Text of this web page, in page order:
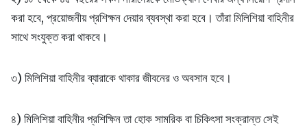
করা হবে, প্রয়োজনীয় প্রশিক্ষন দেয়ার ব্যবস্থা করা হবে। তাঁরা মিলিশিয়া বাহিনীর
সাথে সংযুক্ত করা থাকবে।
৩) মিলিশিয়া বাহিনীর ব্যারাকে থাকার জীবনের ও অবসান হবে।
৪) মিলিশিয়া বাহিনীর প্রশিক্ষিন তা হোক সামরিক বা চিকিৎসা সংক্রান্ত সেই